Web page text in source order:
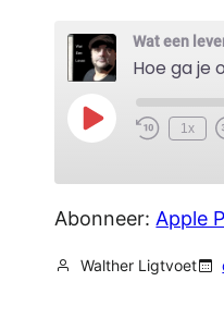
Wat een
Hoe ga je
Play
Episode
1x
Apple Podcasts
RSS FEED
DELEN
LINK
Abonneer:Apple
Walther Ligtvoet